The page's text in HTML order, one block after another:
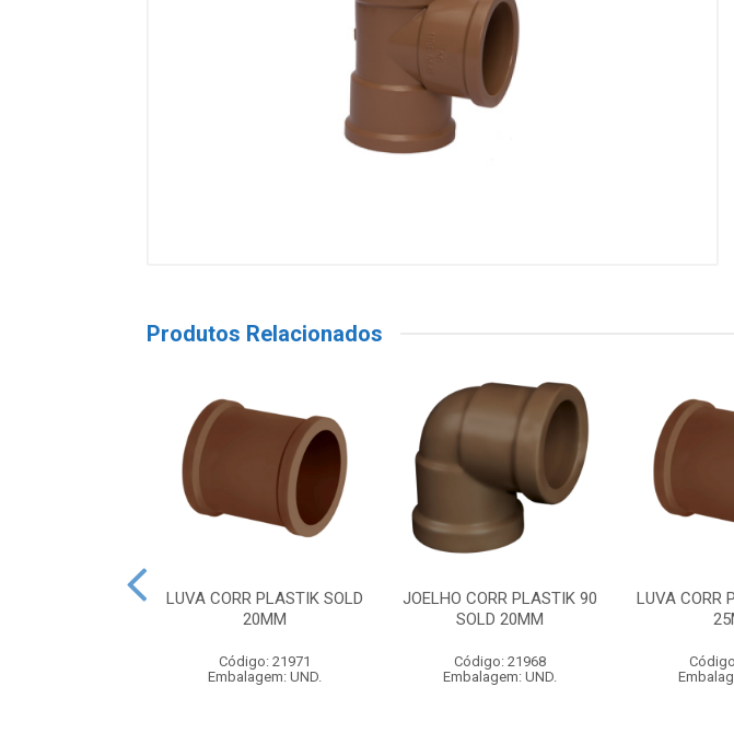
Produtos Relacionados
LUVA CORR PLASTIK SOLD
20MM
Código: 21971
Embalagem: UND.
JOELHO CORR PLASTIK 90
SOLD 20MM
Código: 21968
Embalagem: UND.
LUVA CORR